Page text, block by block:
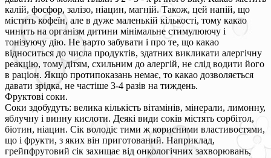
калій, фосфор, залізо, ніацин, магній. Також, цей напій, що
містить кофеїн, але в дуже маленькій кількості, тому какао
чинить на організм дитини мінімальне стимулюючу і
тонізуючу дію. Не варто забувати і про те, що какао
відноситься до числа продуктів, здатних викликати алергічну
реакцію, тому дітям, схильним до алергій, не слід водити його
в раціон. Якщо протипоказань немає, то какао дозволяється
давати зрідка, не частіше 3-4 разів на тиждень.
Фруктові соки.
Соки здобудуть: велика кількість вітамінів, мінерали, лимонну,
яблучну і винну кислоти. Деякі види соків містять сорбітол,
біотин, ніацин. Сік володіє тими ж корисними властивостями,
що і фрукти, з яких він приготований. Наприклад,
грейпфрутовий сік захищає від онкологічних захворювань,